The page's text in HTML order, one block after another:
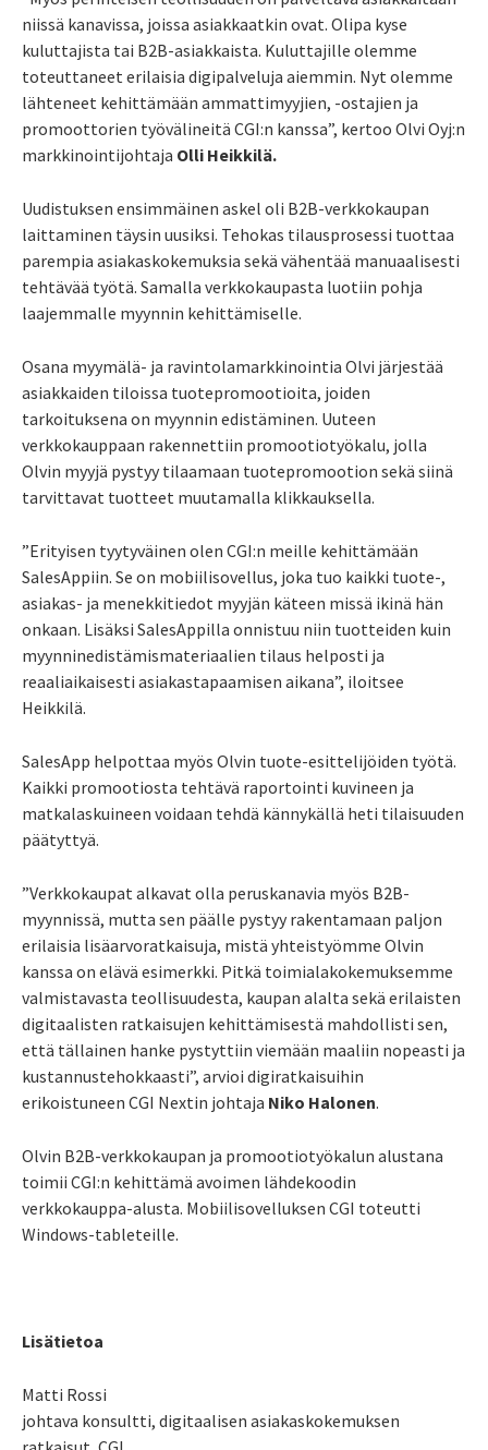
niissä kanavissa, joissa asiakkaatkin ovat. Olipa kyse
kuluttajista tai B2B-asiakkaista. Kuluttajille olemme
toteuttaneet erilaisia digipalveluja aiemmin. Nyt olemme
lähteneet kehittämään ammattimyyjien, -ostajien ja
promoottorien työvälineitä CGI:n kanssa”, kertoo Olvi Oyj:n
markkinointijohtaja Olli Heikkilä.
Uudistuksen ensimmäinen askel oli B2B-verkkokaupan
laittaminen täysin uusiksi. Tehokas tilausprosessi tuottaa
parempia asiakaskokemuksia sekä vähentää manuaalisesti
tehtävää työtä. Samalla verkkokaupasta luotiin pohja
laajemmalle myynnin kehittämiselle.
Osana myymälä- ja ravintolamarkkinointia Olvi järjestää
asiakkaiden tiloissa tuotepromootioita, joiden
tarkoituksena on myynnin edistäminen. Uuteen
verkkokauppaan rakennettiin promootiotyökalu, jolla
Olvin myyjä pystyy tilaamaan tuotepromootion sekä siinä
tarvittavat tuotteet muutamalla klikkauksella.
”Erityisen tyytyväinen olen CGI:n meille kehittämään
SalesAppiin. Se on mobiilisovellus, joka tuo kaikki tuote-,
asiakas- ja menekkitiedot myyjän käteen missä ikinä hän
onkaan. Lisäksi SalesAppilla onnistuu niin tuotteiden kuin
myynninedistämismateriaalien tilaus helposti ja
reaaliaikaisesti asiakastapaamisen aikana”, iloitsee
Heikkilä.
SalesApp helpottaa myös Olvin tuote-esittelijöiden työtä.
Kaikki promootiosta tehtävä raportointi kuvineen ja
matkalaskuineen voidaan tehdä kännykällä heti tilaisuuden
päätyttyä.
”Verkkokaupat alkavat olla peruskanavia myös B2B-
myynnissä, mutta sen päälle pystyy rakentamaan paljon
erilaisia lisäarvoratkaisuja, mistä yhteistyömme Olvin
kanssa on elävä esimerkki. Pitkä toimialakokemuksemme
valmistavasta teollisuudesta, kaupan alalta sekä erilaisten
digitaalisten ratkaisujen kehittämisestä mahdollisti sen,
että tällainen hanke pystyttiin viemään maaliin nopeasti ja
kustannustehokkaasti”, arvioi digiratkaisuihin
erikoistuneen CGI Nextin johtaja Niko Halonen.
Olvin B2B-verkkokaupan ja promootiotyökalun alustana
toimii CGI:n kehittämä avoimen lähdekoodin
verkkokauppa-alusta. Mobiilisovelluksen CGI toteutti
Windows-tableteille.
Lisätietoa
Matti Rossi
johtava konsultti, digitaalisen asiakaskokemuksen